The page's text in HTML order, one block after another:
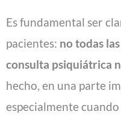
Es fundamental ser
pacientes: no todas
consulta psiquiátrica
hecho, en una parte
especialmente